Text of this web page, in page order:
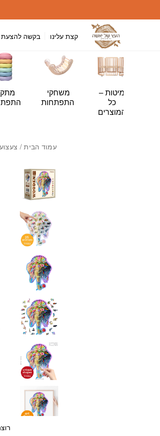
קצת עלינו בקשה להצעת
מיטות –
כל
המוצרים
משחקי
התפתחות
עמוד הבית/